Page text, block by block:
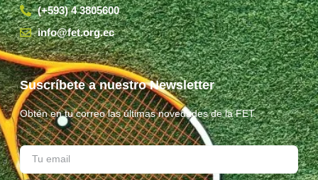
(+593) 4 3805600
info@fet.org.ec
Suscríbete a nuestro Newsletter
Obtén en tu correo las últimas novedades de la FET.